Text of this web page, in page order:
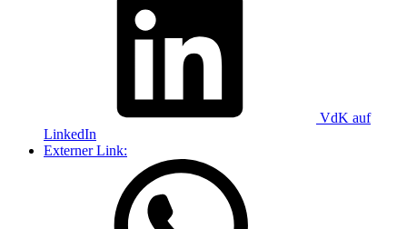
VdK auf
LinkedIn
Externer Link: